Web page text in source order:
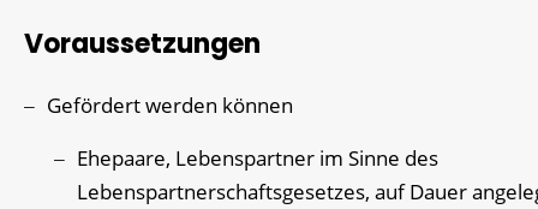
Voraussetzungen
Gefördert werden können
Ehepaare, Lebenspartner im Sinne des
Lebenspartnerschaftsgesetzes, auf Dauer